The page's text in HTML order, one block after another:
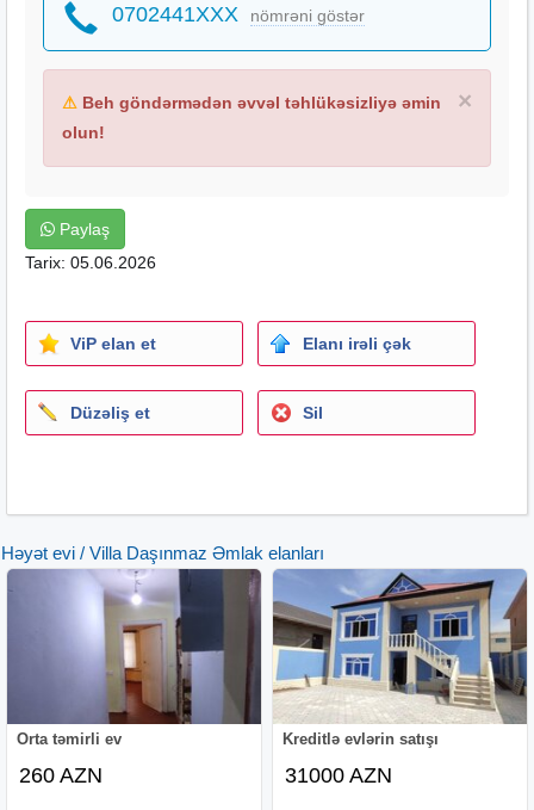
0702441XXX nömrəni göstər
×
⚠ Beh göndərmədən əvvəl təhlükəsizliyə əmin
olun!
Paylaş
Tarix: 05.06.2026
ViP elan et Elanı irəli çək
Düzəliş et Sil
Həyət evi / Villa Daşınmaz Əmlak elanları
Orta təmirli ev
260 AZN
Kreditlə evlərin satışı
31000 AZN